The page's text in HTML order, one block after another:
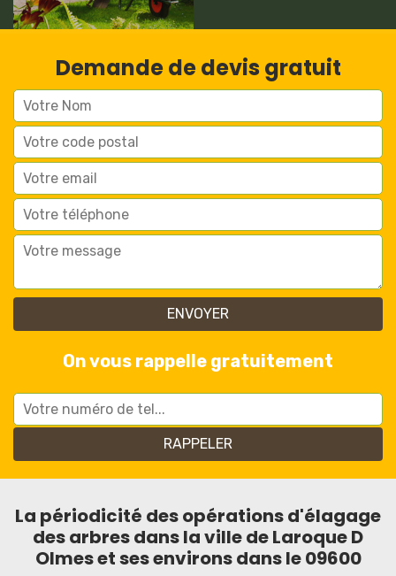
Demande de devis gratuit
On vous rappelle gratuitement
La périodicité des opérations d'élagage
des arbres dans la ville de Laroque D
Olmes et ses environs dans le 09600